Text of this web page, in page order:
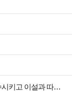
[종합] ‘결혼의 완성’ 마지막회 남궁민, 김대명 자수시키고 이설과 따뜻한 안녕